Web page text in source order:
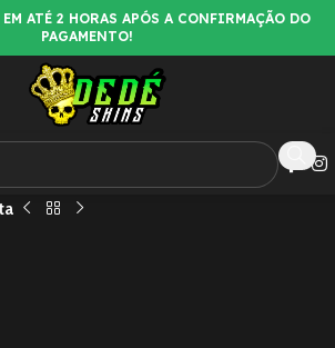
ATÉ 2 HORAS APÓS A CONFIRMAÇÃO DO
PAGAMENTO!